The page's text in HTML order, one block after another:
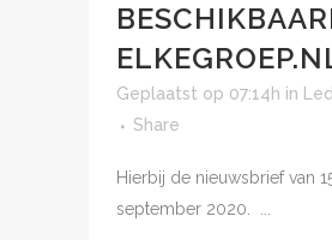
Geplaatst op 07:14h in
Share
Hierbij de nieuwsbrief van
september 2020. ...